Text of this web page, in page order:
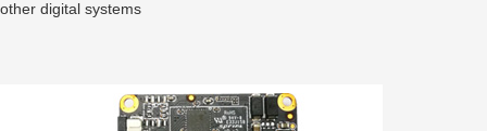
other digital systems